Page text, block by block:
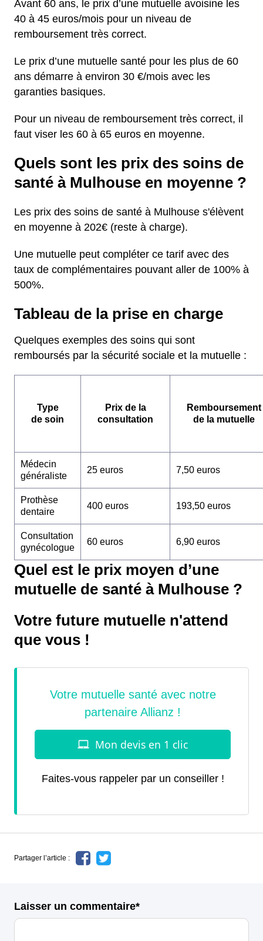
Avant 60 ans, le prix d’une mutuelle avoisine les
40 à 45 euros/mois pour un niveau de
remboursement très correct.
Le prix d’une mutuelle santé pour les plus de 60
ans démarre à environ 30 €/mois avec les
garanties basiques.
Pour un niveau de remboursement très correct, il
faut viser les 60 à 65 euros en moyenne.
Quels sont les prix des soins de
santé à Mulhouse en moyenne ?
Les prix des soins de santé à Mulhouse s'élèvent
en moyenne à 202€ (reste à charge).
Une mutuelle peut compléter ce tarif avec des
taux de complémentaires pouvant aller de 100% à
500%.
Tableau de la prise en charge
Quelques exemples des soins qui sont
remboursés par la sécurité sociale et la mutuelle :
Type
de soin
Prix de la
consultation
Remboursement
de la mutuelle
Médecin
généraliste
25 euros 7,50 euros
Prothèse
dentaire
400 euros 193,50 euros
Consultation
gynécologue
60 euros 6,90 euros
Quel est le prix moyen d’une
mutuelle de santé à Mulhouse ?
Votre future mutuelle n'attend
que vous !
Faites-vous rappeler par un conseiller !
Partager l’article :
Laisser un commentaire*